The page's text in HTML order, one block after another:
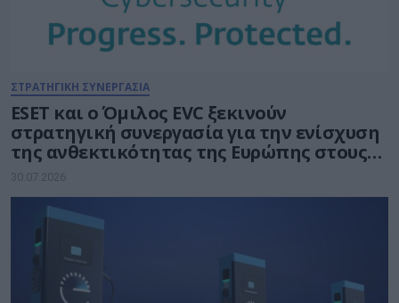
ΣΤΡΑΤΗΓΙΚΗ ΣΥΝΕΡΓΑΣΙΑ
ESET και ο Όμιλος EVC ξεκινούν
στρατηγική συνεργασία για την ενίσχυση
της ανθεκτικότητας της Ευρώπης στους
τομείς κυβερνοασφάλειας και ενέργειας
30.07.2026